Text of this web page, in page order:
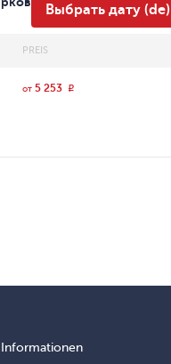
Выбрать дату (de)
PREIS
от 5 253 r
Informationen